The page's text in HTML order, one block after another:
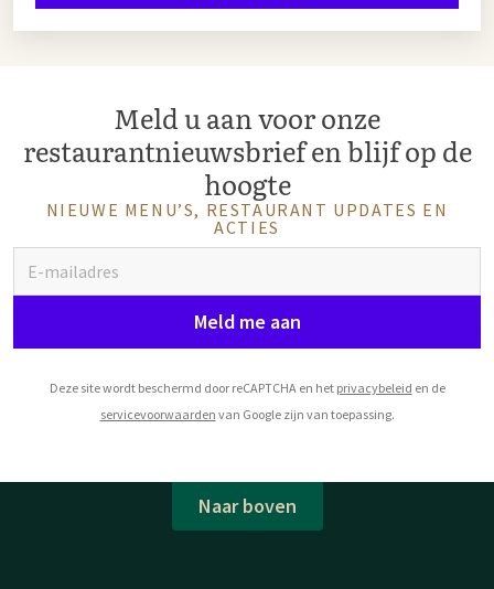
Meld u aan voor onze
restaurantnieuwsbrief en blijf op de
hoogte
NIEUWE MENU’S, RESTAURANT UPDATES EN
ACTIES
Meld me aan
Deze site wordt beschermd door reCAPTCHA en het privacybeleid en de
servicevoorwaarden van Google zijn van toepassing.
Naar boven